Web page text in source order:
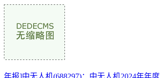
年报]中无人机(688297)：中无人机2024年年度